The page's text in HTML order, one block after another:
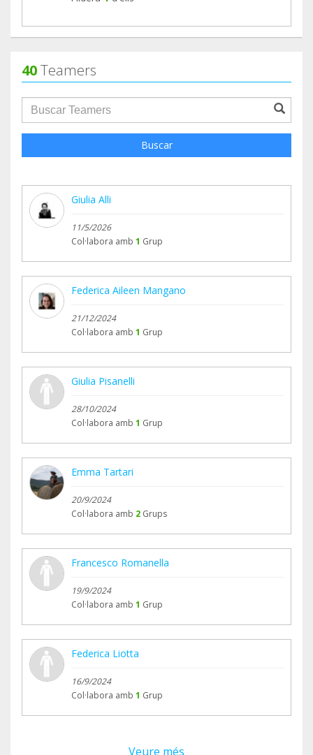
40Teamers
groupProfile.searchForm.search.text???
Buscar
Giulia Alli
11/5/2026
Col·labora amb 1 Grup
Federica Aileen Mangano
21/12/2024
Col·labora amb 1 Grup
Giulia Pisanelli
28/10/2024
Col·labora amb 1 Grup
Emma Tartari
20/9/2024
Col·labora amb 2 Grups
Francesco Romanella
19/9/2024
Col·labora amb 1 Grup
Federica Liotta
16/9/2024
Col·labora amb 1 Grup
Veure més